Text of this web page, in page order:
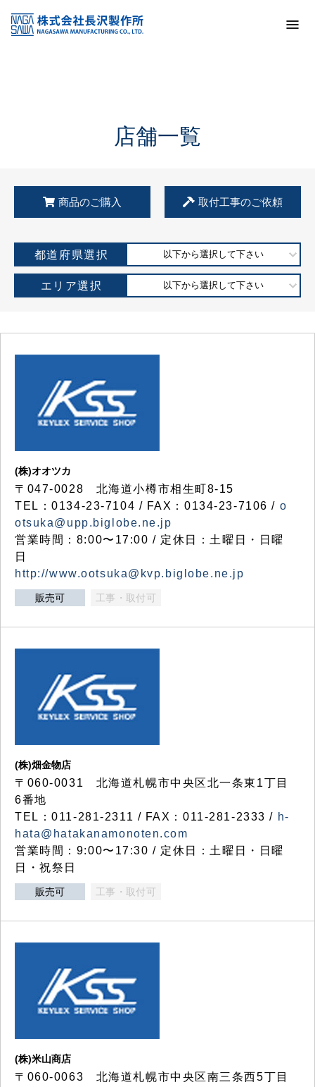
KSS加盟店・取扱店情報
店舗一覧
店舗一覧
商品のご購入 取付工事のご依頼
都道府県選択 以下から選択して下さい
エリア選択 以下から選択して下さい
(株)オオツカ
〒047-0028 北海道小樽市相生町8-15
TEL：0134-23-7104 / FAX：0134-23-7106 / o
otsuka@upp.biglobe.ne.jp
営業時間：8:00〜17:00 / 定休日：土曜日・日曜
日
http://www.ootsuka@kvp.biglobe.ne.jp
販売可 工事・取付可
(株)畑金物店
〒060-0031 北海道札幌市中央区北一条東1丁目
6番地
TEL：011-281-2311 / FAX：011-281-2333 / h-
hata@hatakanamonoten.com
営業時間：9:00〜17:30 / 定休日：土曜日・日曜
日・祝祭日
販売可 工事・取付可
(株)米山商店
〒060-0063 北海道札幌市中央区南三条西5丁目